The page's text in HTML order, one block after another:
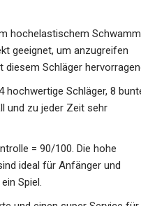
hochelastischem Schwamm
geeignet, um anzugreifen
diesem Schläger
hochwertige Schläger, 8
und zu jeder Zeit sehr
= 90/100. Die hohe
ideal für Anfänger und
Spiel.